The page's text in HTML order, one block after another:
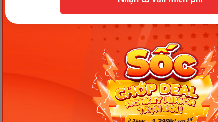
Hi vọng những thông tin vềcân nặng bé gáicũng
như sự phát triển và cách chăm sóc trên sẽ giúp ba
mẹ nuôi dưỡng con yêu thật khỏe, thật tốt trong
Chia sẻ ngay